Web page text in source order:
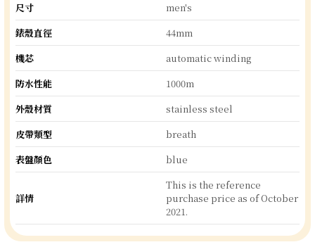
尺寸
men's
錶殼直徑
44mm
機芯
automatic winding
防水性能
1000m
外殼材質
stainless steel
皮帶類型
breath
表盤顏色
blue
詳情
This is the reference
purchase price as of October
2021.